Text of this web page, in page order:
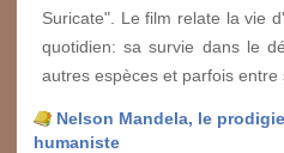
Suricate". Le film relate la vie
quotidien: sa survie dans le
autres espèces et parfois entre
Nelson Mandela, le
humaniste